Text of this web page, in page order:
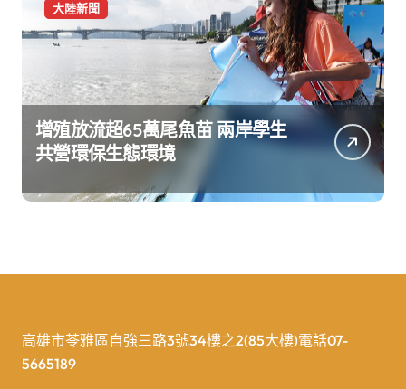
大陸新聞
增殖放流超65萬尾魚苗 兩岸學生
共營環保生態環境
高雄市苓雅區自強三路3號34樓之2(85大樓)電話07-
5665189